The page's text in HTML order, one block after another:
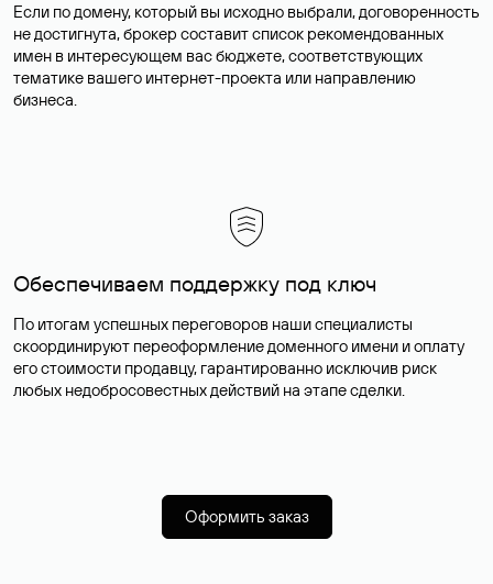
Если по домену, который вы исходно выбрали, договоренность
не достигнута, брокер составит список рекомендованных
имен в интересующем вас бюджете, соответствующих
тематике вашего интернет-проекта или направлению
бизнеса.
Обеспечиваем поддержку под ключ
По итогам успешных переговоров наши специалисты
скоординируют переоформление доменного имени и оплату
его стоимости продавцу, гарантированно исключив риск
любых недобросовестных действий на этапе сделки.
Оформить заказ